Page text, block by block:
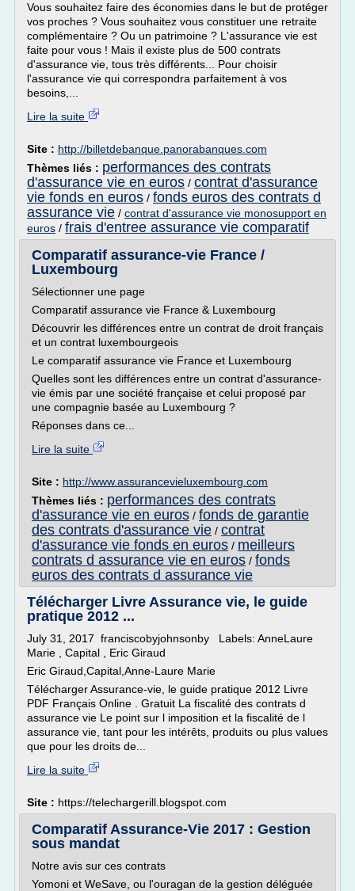
Vous souhaitez faire des économies dans le but de protéger
vos proches ? Vous souhaitez vous constituer une retraite
complémentaire ? Ou un patrimoine ? L'assurance vie est
faite pour vous ! Mais il existe plus de 500 contrats
d'assurance vie, tous très différents... Pour choisir
l'assurance vie qui correspondra parfaitement à vos
besoins,...
Lire la suite
Site : http://billetdebanque.panorabanques.com
Thèmes liés : performances des contrats
d'assurance vie en euros / contrat d'assurance
vie fonds en euros / fonds euros des contrats d
assurance vie / contrat d'assurance vie monosupport en
euros / frais d'entree assurance vie comparatif
Comparatif assurance-vie France /
Luxembourg
Sélectionner une page
Comparatif assurance vie France & Luxembourg
Découvrir les différences entre un contrat de droit français
et un contrat luxembourgeois
Le comparatif assurance vie France et Luxembourg
Quelles sont les différences entre un contrat d'assurance-
vie émis par une société française et celui proposé par
une compagnie basée au Luxembourg ?
Réponses dans ce...
Lire la suite
Site : http://www.assurancevieluxembourg.com
Thèmes liés : performances des contrats
d'assurance vie en euros / fonds de garantie
des contrats d'assurance vie / contrat
d'assurance vie fonds en euros / meilleurs
contrats d assurance vie en euros / fonds
euros des contrats d assurance vie
Télécharger Livre Assurance vie, le guide
pratique 2012 ...
July 31, 2017 franciscobyjohnsonby Labels: AnneLaure
Marie , Capital , Eric Giraud
Eric Giraud,Capital,Anne-Laure Marie
Télécharger Assurance-vie, le guide pratique 2012 Livre
PDF Français Online . Gratuit La fiscalité des contrats d
assurance vie Le point sur l imposition et la fiscalité de l
assurance vie, tant pour les intérêts, produits ou plus values
que pour les droits de...
Lire la suite
Site : https://telechargerill.blogspot.com
Comparatif Assurance-Vie 2017 : Gestion
sous mandat
Notre avis sur ces contrats
Yomoni et WeSave, ou l'ouragan de la gestion déléguée